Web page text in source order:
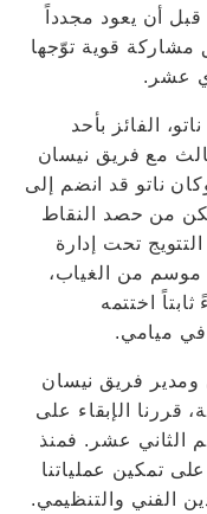
أن يعود مجدداً
مشاركة قوية توّجها
عشر.
الفائز بأحد
مع فريق نيسان
ناتو قد انضم إلى
من حصد النقاط
تحت إدارة
موسم من الغياب،
اختتمه
في ميامي.
ومدير فريق نيسان
قررنا الإبقاء على
الثاني عشر. فمنذ
تمكين عملياتنا
الفني والتنظيمي.